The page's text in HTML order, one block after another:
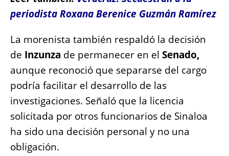
periodista Roxana Berenice Guzmán Ramírez
La morenista también respaldó la decisión
de Inzunza de permanecer en el Senado,
aunque reconoció que separarse del cargo
podría facilitar el desarrollo de las
investigaciones. Señaló que la licencia
solicitada por otros funcionarios de Sinaloa
ha sido una decisión personal y no una
obligación.